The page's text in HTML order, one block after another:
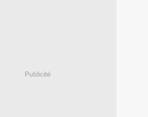
Publicité